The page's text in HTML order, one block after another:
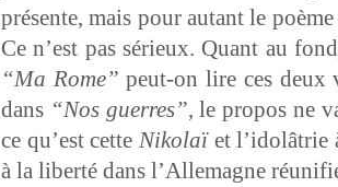
présente, mais pour autant le
Ce n’est pas sérieux. Quant au
“Ma Rome” peut-on lire ces deux
dans “Nos guer­res”, le pro­pos ne
ce qu’est cette Niko­laïet l’i­dolâtrie
à la lib­erté dans l’Alle­magne